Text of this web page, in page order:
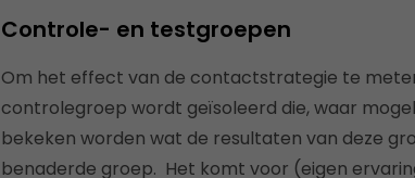
Controle- en testgroepen
Om het effect van de contactstrategie te
controlegroep wordt geïsoleerd die, waar
bekeken worden wat de resultaten van deze
benaderde groep. Het komt voor (eigen